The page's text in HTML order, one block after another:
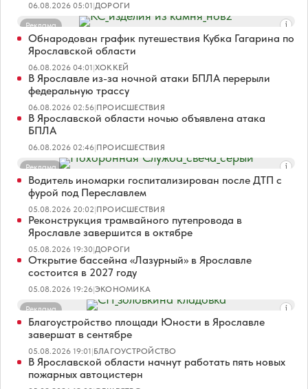
06.08.2026 05:01|ДОРОГИ
Реклама
Обнародован график путешествия Кубка Гагарина по
Ярославской области
06.08.2026 04:01|ХОККЕЙ
В Ярославле из-за ночной атаки БПЛА перерыли
федеральную трассу
06.08.2026 02:56|ПРОИСШЕСТВИЯ
В Ярославской области ночью объявлена атака
БПЛА
06.08.2026 02:46|ПРОИСШЕСТВИЯ
Реклама
Водитель иномарки госпитализирован после ДТП с
фурой под Переславлем
05.08.2026 20:02|ПРОИСШЕСТВИЯ
Реконструкция трамвайного путепровода в
Ярославле завершится в октябре
05.08.2026 19:30|ДОРОГИ
Открытие бассейна «Лазурный» в Ярославле
состоится в 2027 году
05.08.2026 19:26|ЭКОНОМИКА
Реклама
Благоустройство площади Юности в Ярославле
завершат в сентябре
05.08.2026 19:01|БЛАГОУСТРОЙСТВО
В Ярославской области начнут работать пять новых
пожарных автоцистерн